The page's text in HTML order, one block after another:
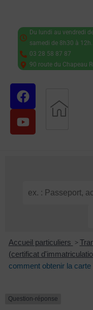
Du lundi au vendredi
samedi de 8h30 à 12h.
03 28 58 87 87
90 route du Chapeau
Accueil particuliers >
(certificat
comment obtenir la carte
Question-réponse